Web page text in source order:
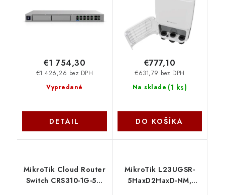
Vypredané
€1 426,26 bez DPH
€1 754,30
DETAIL
Na sklade (1 ks)
€631,79 bez DPH
€777,10
DO KOŠÍKA
MikroTik Cloud Router
Switch CRS310-1G-5S-
MikroTik L23UGSR-
5HaxD2HaxD-NM,